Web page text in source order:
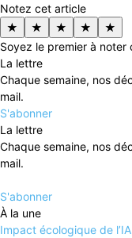
Notez cet article
★
★ ★ ★
★
Soyez le premier à noter
La lettre
Chaque semaine, nos
mail.
S'abonner
La lettre
Chaque semaine, nos
mail.
S'abonner
À la une
Impact écologique de